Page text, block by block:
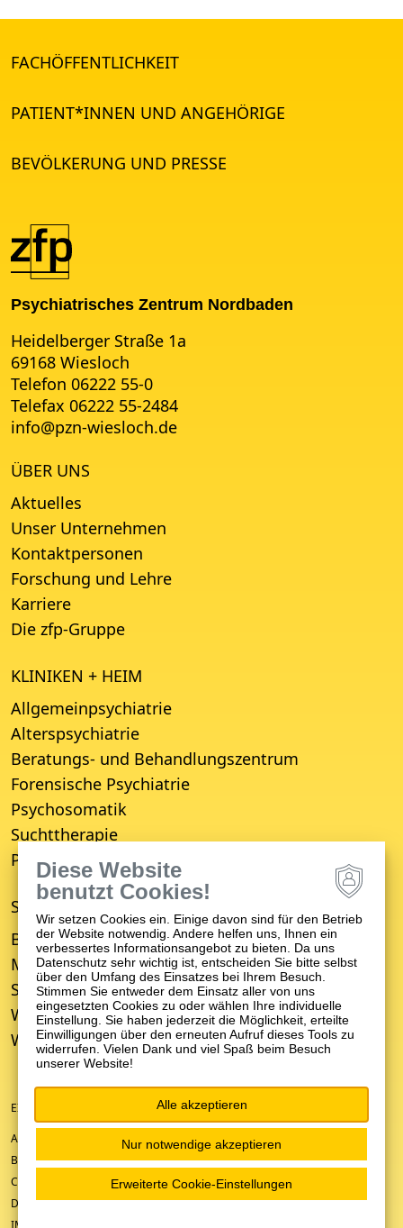
FACHÖFFENTLICHKEIT
PATIENT*INNEN UND ANGEHÖRIGE
BEVÖLKERUNG UND PRESSE
Psychiatrisches Zentrum Nordbaden
ÜBER UNS
Aktuelles
Unser Unternehmen
Kontaktpersonen
Forschung und Lehre
Karriere
Die zfp-Gruppe
KLINIKEN + HEIM
Allgemeinpsychiatrie
Alterspsychiatrie
Beratungs- und Behandlungszentrum
Forensische Psychiatrie
Psychosomatik
Suchttherapie
Psychiatrisches Wohnheim
STANDORTE
Bruchsal
Mosbach
Schwetzingen
Weinheim
Wiesloch
Heidelberger Straße 1a
69168 Wiesloch
Telefon 06222 55-0
Telefax 06222 55-2484
info@pzn-wiesloch.de
EIN UNTERNEHMEN DER ZFP-GRUPPE BADEN-WÜRTTEMBERG
ANFAHRT/KONTAKT
BARRIEREFREIHEIT
COOKIE-EINSTELLUNGEN
DATENSCHUTZ
IMPRESSUM
Diese Website
benutzt Cookies!
Wir setzen Cookies ein. Einige davon sind für den Betrieb
der Website notwendig. Andere helfen uns, Ihnen ein
verbessertes Informationsangebot zu bieten. Da uns
Datenschutz sehr wichtig ist, entscheiden Sie bitte selbst
über den Umfang des Einsatzes bei Ihrem Besuch.
Stimmen Sie entweder dem Einsatz aller von uns
eingesetzten Cookies zu oder wählen Ihre individuelle
Einstellung. Sie haben jederzeit die Möglichkeit, erteilte
Einwilligungen über den erneuten Aufruf dieses Tools zu
widerrufen. Vielen Dank und viel Spaß beim Besuch
unserer Website!
Alle akzeptieren
Nur notwendige akzeptieren
Erweiterte Cookie-Einstellungen